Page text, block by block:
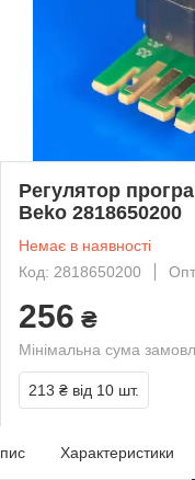
Регулятор
Beko 2818650200
Немає в наявності
Код: 2818650200
Опт
256 ₴
Мінімальна сума
213 ₴ від 10 шт.
Характеристики